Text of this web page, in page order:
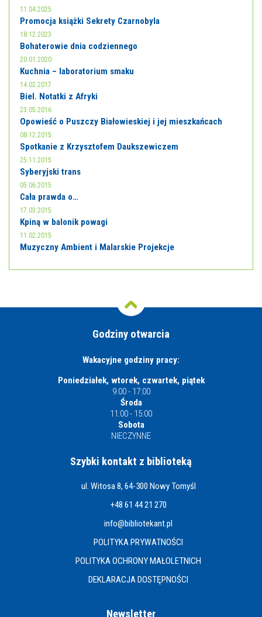
11.04.2025
Promocja książki Sekrety Czarnobyla
18.12.2023
Bohaterowie dnia codziennego
20.01.2020
Kuchnia – laboratorium smaku
14.02.2017
Biel. Notatki z Afryki
23.05.2016
Opowieść o Puszczy Białowieskiej i jej mieszkańcach
08.12.2015
Spotkanie z Krzysztofem Daukszewiczem
25.11.2015
Syberyjski trans
05.06.2015
Cała prawda o…
17.03.2015
Kpiną w balonik powagi
11.02.2015
Muzyczny Ambient i Malarskie Projekcje
Godziny otwarcia
Wakacyjne godziny pracy:
Poniedziałek, wtorek, czwartek, piątek
9:00 - 17:00
Środa
11:00 - 15:00
Sobota
NIECZYNNE
Szybki kontakt z biblioteką
ul. Witosa 8, 64-300 Nowy Tomyśl
+48 61 44 21 270
info@bibliotekant.pl
POLITYKA PRYWATNOŚCI
POLITYKA OCHRONY MAŁOLETNICH
DEKLARACJA DOSTĘPNOŚCI
Newsletter